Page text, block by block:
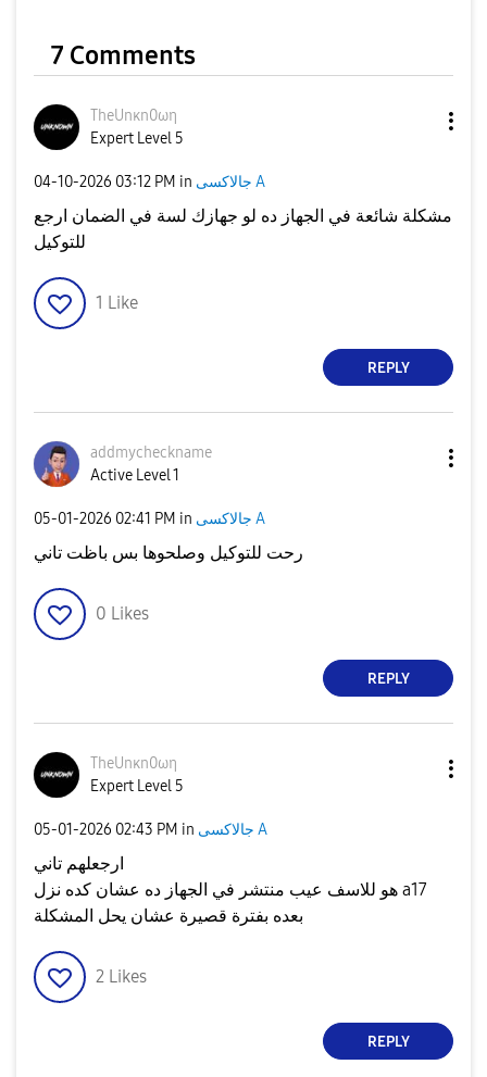
7 Comments
TheUnκn0ωη
Expert Level 5
‎04-10-2026 03:12 PM in جالاكسى A
مشكلة شائعة في الجهاز ده لو جهازك لسة في الضمان ارجع
للتوكيل
1 Like
REPLY
addmycheckname
Active Level 1
‎05-01-2026 02:41 PM in جالاكسى A
رحت للتوكيل وصلحوها بس باظت تاني
0 Likes
REPLY
TheUnκn0ωη
Expert Level 5
‎05-01-2026 02:43 PM in جالاكسى A
ارجعلهم تاني
هو للاسف عيب منتشر في الجهاز ده عشان كده نزل a17
بعده بفترة قصيرة عشان يحل المشكلة
2 Likes
REPLY